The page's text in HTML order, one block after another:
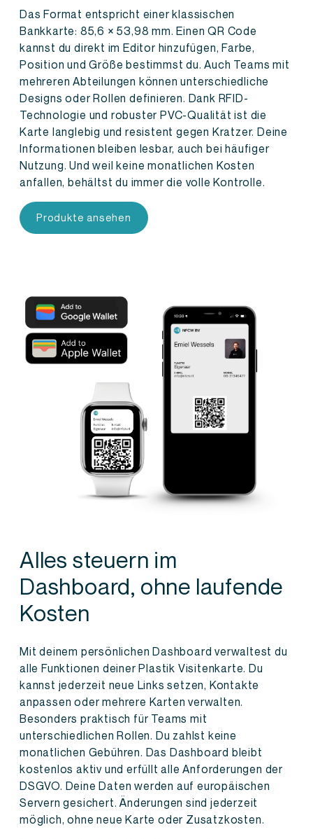
Das Format entspricht einer klassischen
Bankkarte: 85,6 × 53,98 mm. Einen QR Code
kannst du direkt im Editor hinzufügen, Farbe,
Position und Größe bestimmst du. Auch Teams mit
mehreren Abteilungen können unterschiedliche
Designs oder Rollen definieren. Dank RFID-
Technologie und robuster PVC-Qualität ist die
Karte langlebig und resistent gegen Kratzer. Deine
Informationen bleiben lesbar, auch bei häufiger
Nutzung. Und weil keine monatlichen Kosten
anfallen, behältst du immer die volle Kontrolle.
Produkte ansehen
Alles steuern im
Dashboard, ohne laufende
Kosten
Mit deinem persönlichen Dashboard verwaltest du
alle Funktionen deiner Plastik Visitenkarte. Du
kannst jederzeit neue Links setzen, Kontakte
anpassen oder mehrere Karten verwalten.
Besonders praktisch für Teams mit
unterschiedlichen Rollen. Du zahlst keine
monatlichen Gebühren. Das Dashboard bleibt
kostenlos aktiv und erfüllt alle Anforderungen der
DSGVO. Deine Daten werden auf europäischen
Servern gesichert. Änderungen sind jederzeit
möglich, ohne neue Karte oder Zusatzkosten.